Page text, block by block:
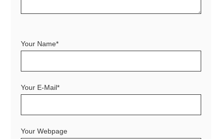
Your Name*
Your E-Mail*
Your Webpage